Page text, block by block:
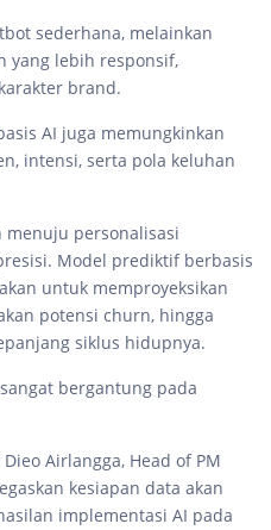
sederhana, melainkan
yang lebih responsif,
brand.
AI juga memungkinkan
intensi, serta pola keluhan
menuju personalisasi
Model prediktif berbasis
untuk memproyeksikan
potensi churn, hingga
siklus hidupnya.
bergantung pada
Airlangga, Head of PM
kesiapan data akan
implementasi AI pada